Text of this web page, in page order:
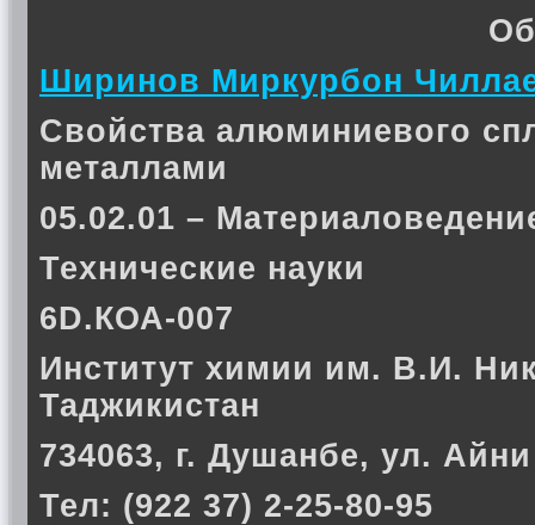
Ширинов Миркурбон
Свойства алюминиевого
металлами
05.02.01 –
Технические науки
6D.КОА-007
Институт химии им. В.И.
Таджикистан
734063, г. Душанбе, ул.
Тел: (922 37) 2-25-80-95